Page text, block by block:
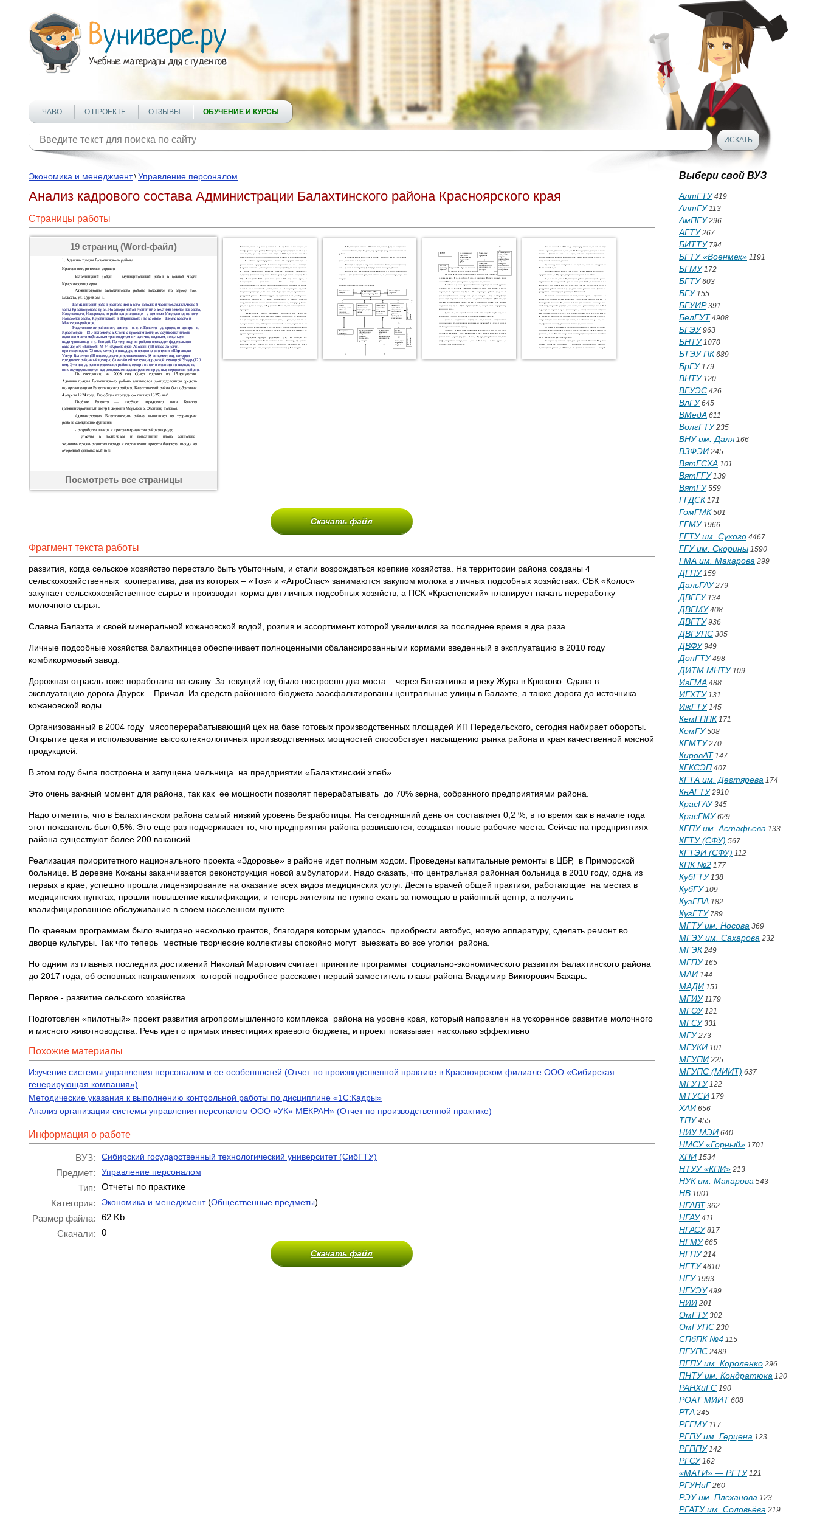
ЧАВО О ПРОЕКТЕ ОТЗЫВЫ ОБУЧЕНИЕ И КУРСЫ
Экономика и менеджмент\Управление персоналом
Анализ кадрового состава Администрации Балахтинского района Красноярского края
Страницы работы
19 страниц (Word-файл)
Посмотреть все страницы
Скачать файл
Фрагмент текста работы
развития, когда сельское хозяйство перестало быть убыточным, и стали возрождаться крепкие хозяйства. На территории района созданы 4
сельскохозяйственных кооператива, два из которых – «Тоз» и «АгроСпас» занимаются закупом молока в личных подсобных хозяйствах. СБК «Колос»
закупает сельскохозяйственное сырье и производит корма для личных подсобных хозяйств, а ПСК «Красненский» планирует начать переработку
молочного сырья.
Славна Балахта и своей минеральной кожановской водой, розлив и ассортимент которой увеличился за последнее время в два раза.
Личные подсобные хозяйства балахтинцев обеспечивает полноценными сбалансированными кормами введенный в эксплуатацию в 2010 году
комбикормовый завод.
Дорожная отрасль тоже поработала на славу. За текущий год было построено два моста – через Балахтинка и реку Жура в Крюково. Сдана в
эксплуатацию дорога Даурск – Причал. Из средств районного бюджета заасфальтированы центральные улицы в Балахте, а также дорога до источника
кожановской воды.
Организованный в 2004 году мясоперерабатывающий цех на базе готовых производственных площадей ИП Передельского, сегодня набирает обороты.
Открытие цеха и использование высокотехнологичных производственных мощностей способствует насыщению рынка района и края качественной мясной
продукцией.
В этом году была построена и запущена мельница на предприятии «Балахтинский хлеб».
Это очень важный момент для района, так как ее мощности позволят перерабатывать до 70% зерна, собранного предприятиями района.
Надо отметить, что в Балахтинском района самый низкий уровень безработицы. На сегодняшний день он составляет 0,2 %, в то время как в начале года
этот показатель был 0,5%. Это еще раз подчеркивает то, что предприятия района развиваются, создавая новые рабочие места. Сейчас на предприятиях
района существуют более 200 вакансий.
Реализация приоритетного национального проекта «Здоровье» в районе идет полным ходом. Проведены капитальные ремонты в ЦБР, в Приморской
больнице. В деревне Кожаны заканчивается реконструкция новой амбулатории. Надо сказать, что центральная районная больница в 2010 году, одна из
первых в крае, успешно прошла лицензирование на оказание всех видов медицинских услуг. Десять врачей общей практики, работающие на местах в
медицинских пунктах, прошли повышение квалификации, и теперь жителям не нужно ехать за помощью в районный центр, а получить
квалифицированное обслуживание в своем населенном пункте.
По краевым программам было выиграно несколько грантов, благодаря которым удалось приобрести автобус, новую аппаратуру, сделать ремонт во
дворце культуры. Так что теперь местные творческие коллективы спокойно могут выезжать во все уголки района.
Но одним из главных последних достижений Николай Мартович считает принятие программы социально-экономического развития Балахтинского района
до 2017 года, об основных направлениях которой подробнее расскажет первый заместитель главы района Владимир Викторович Бахарь.
Первое - развитие сельского хозяйства
Подготовлен «пилотный» проект развития агропромышленного комплекса района на уровне края, который направлен на ускоренное развитие молочного
и мясного животноводства. Речь идет о прямых инвестициях краевого бюджета, и проект показывает насколько эффективно
Похожие материалы
Изучение системы управления персоналом и ее особенностей (Отчет по производственной практике в Красноярском филиале ООО «Сибирская
генерирующая компания»)
Методические указания к выполнению контрольной работы по дисциплине «1С:Кадры»
Анализ организации системы управления персоналом ООО «УК» МЕКРАН» (Отчет по производственной практике)
Информация о работе
ВУЗ: Сибирский государственный технологический университет (СибГТУ)
Предмет: Управление персоналом
Тип:
Отчеты по практике
Категория:
Экономика и менеджмент(Общественные предметы)
Размер файла:
62 Kb
Скачали:
0
Скачать файл
Выбери свой ВУЗ
АлтГТУ419
АлтГУ113
АмПГУ296
АГТУ267
БИТТУ794
БГТУ «Военмех» 1191
БГМУ172
БГТУ603
БГУ155
БГУИР391
БелГУТ 4908
БГЭУ963
БНТУ1070
БТЭУ ПК 689
БрГУ179
ВНТУ120
ВГУЭС 426
ВлГУ645
ВМедА 611
ВолгГТУ235
ВНУ им. Даля166
ВЗФЭИ 245
ВятГСХА 101
ВятГГУ139
ВятГУ559
ГГДСК 171
ГомГМК 501
ГГМУ1966
ГГТУ им. Сухого 4467
ГГУ им. Скорины 1590
ГМА им. Макарова 299
ДГПУ159
ДальГАУ279
ДВГГУ134
ДВГМУ408
ДВГТУ936
ДВГУПС 305
ДВФУ949
ДонГТУ498
ДИТМ МНТУ109
ИвГМА 488
ИГХТУ131
ИжГТУ145
КемГППК 171
КемГУ508
КГМТУ270
КировАТ 147
КГКСЭП 407
КГТА им. Дегтярева 174
КнАГТУ2910
КрасГАУ345
КрасГМУ629
КГПУ им. Астафьева 133
КГТУ (СФУ) 567
КГТЭИ (СФУ) 112
КПК №2 177
КубГТУ138
КубГУ109
КузГПА 182
КузГТУ789
МГТУ им. Носова 369
МГЭУ им. Сахарова 232
МГЭК 249
МГПУ165
МАИ 144
МАДИ 151
МГИУ1179
МГОУ121
МГСУ331
МГУ273
МГУКИ 101
МГУПИ 225
МГУПС (МИИТ) 637
МГУТУ122
МТУСИ 179
ХАИ 656
ТПУ455
НИУ МЭИ 640
НМСУ «Горный» 1701
ХПИ 1534
НТУУ «КПИ» 213
НУК им. Макарова 543
НВ 1001
НГАВТ 362
НГАУ411
НГАСУ817
НГМУ665
НГПУ214
НГТУ4610
НГУ1993
НГУЭУ499
НИИ 201
ОмГТУ302
ОмГУПС 230
СПбПК №4 115
ПГУПС 2489
ПГПУ им. Короленко 296
ПНТУ им. Кондратюка 120
РАНХиГС 190
РОАТ МИИТ 608
РТА 245
РГГМУ117
РГПУ им. Герцена 123
РГППУ142
РГСУ162
«МАТИ» — РГТУ121
РГУНиГ 260
РЭУ им. Плеханова 123
РГАТУ им. Соловьёва 219